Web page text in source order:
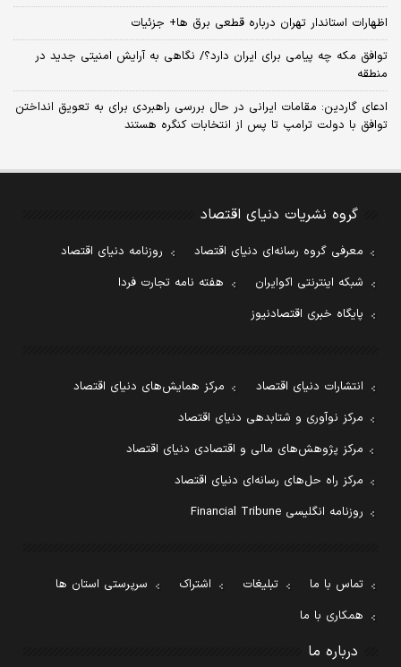
اظهارات استاندار تهران درباره قطعی برق ها+ جزئیات
توافق مکه چه پیامی برای ایران دارد؟/ نگاهی به آرایش امنیتی جدید در
منطقه
ادعای گاردین: مقامات ایرانی در حال بررسی راهبردی برای به تعویق انداختن
توافق با دولت ترامپ تا پس از انتخابات کنگره هستند
گروه نشریات دنیای اقتصاد
معرفی گروه رسانه‌ای دنیای اقتصاد
روزنامه دنیای اقتصاد
شبکه اینترنتی اکوایران
هفته نامه تجارت فردا
پایگاه خبری اقتصادنیوز
انتشارات دنیای اقتصاد
مرکز همایش‌های دنیای اقتصاد
مرکز نوآوری و شتابدهی دنیای اقتصاد
مرکز پژوهش‌های مالی و اقتصادی دنیای اقتصاد
مرکز راه حل‌های رسانه‌ای دنیای اقتصاد
روزنامه انگلیسی Financial Tribune
تماس با ما تبلیغات اشتراک
سرپرستی استان ها
همکاری با ما
درباره ما